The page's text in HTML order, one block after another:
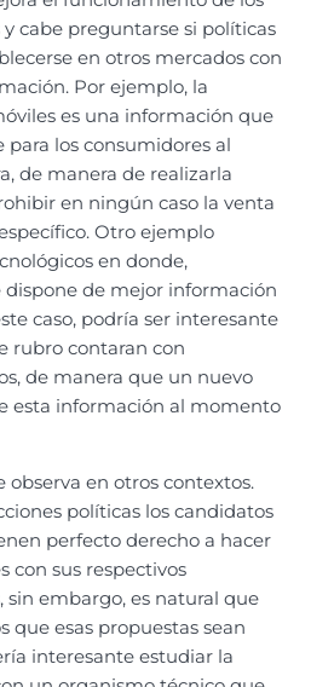
cabe preguntarse si políticas
en otros mercados con
Por ejemplo, la
es una información que
para los consumidores al
de manera de realizarla
en ningún caso la venta
Otro ejemplo
en donde,
de mejor información
caso, podría ser interesante
rubro contaran con
de manera que un nuevo
esta información al momento
observa en otros contextos.
políticas los candidatos
perfecto derecho a hacer
con sus respectivos
sin embargo, es natural que
que esas propuestas sean
interesante estudiar la